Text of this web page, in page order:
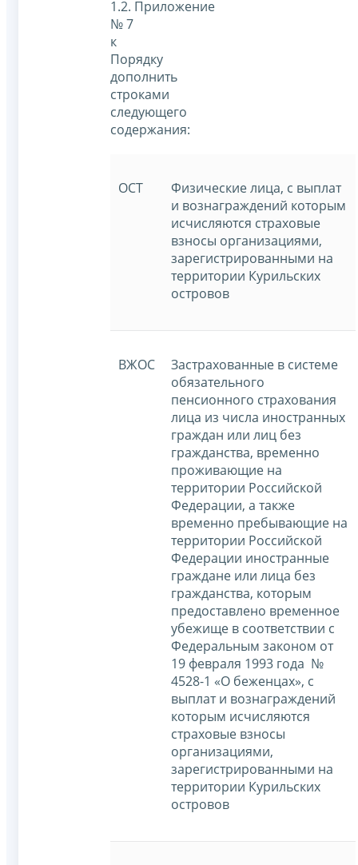
1.2. Приложение
№ 7
к
Порядку
дополнить
строками
следующего
содержания:
ОСТ
Физические лица, с выплат
и вознаграждений которым
исчисляются страховые
взносы организациями,
зарегистрированными на
территории Курильских
островов
ВЖОС
Застрахованные в системе
обязательного
пенсионного страхования
лица из числа иностранных
граждан или лиц без
гражданства, временно
проживающие на
территории Российской
Федерации, а также
временно пребывающие на
территории Российской
Федерации иностранные
граждане или лица без
гражданства, которым
предоставлено временное
убежище в соответствии с
Федеральным законом от
19 февраля 1993 года №
4528-1 «О беженцах», с
выплат и вознаграждений
которым исчисляются
страховые взносы
организациями,
зарегистрированными на
территории Курильских
островов